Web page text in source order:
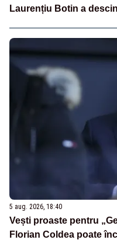
Laurențiu Botin a
5 aug. 2026, 18:40
Vești proaste pentru
Florian Coldea poate